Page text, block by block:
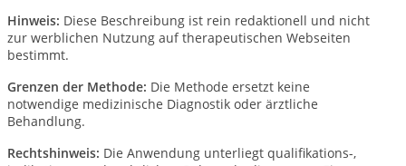
Hinweis: Diese Beschreibung ist rein redaktionell und nicht
zur werblichen Nutzung auf therapeutischen Webseiten
bestimmt.
Grenzen der Methode: Die Methode ersetzt keine
notwendige medizinische Diagnostik oder ärztliche
Behandlung.
Rechtshinweis: Die Anwendung unterliegt qualifikations-,